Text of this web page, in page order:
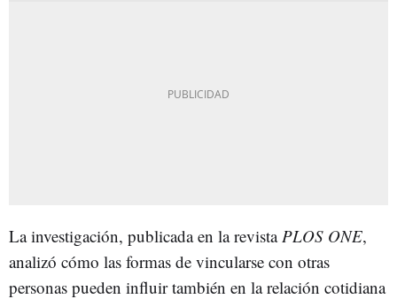
La investigación, publicada en la revista PLOS ONE,
analizó cómo las formas de vincularse con otras
personas pueden influir también en la relación cotidiana